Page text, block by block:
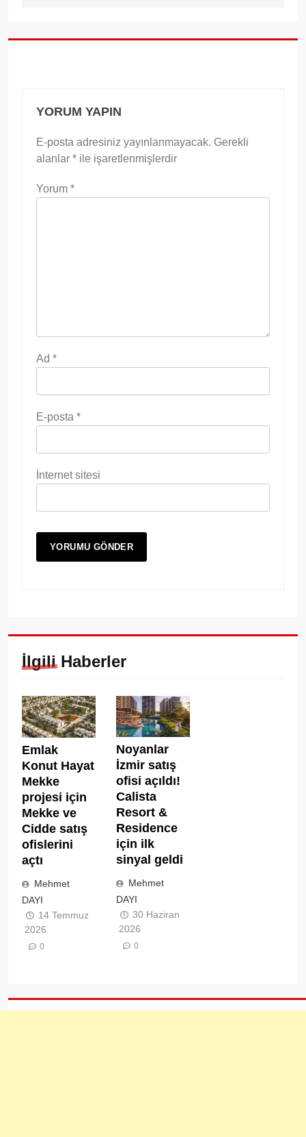
YORUM YAPIN
E-posta adresiniz yayınlanmayacak. Gerekli
alanlar * ile işaretlenmişlerdir
Yorum *
Ad *
E-posta *
İnternet sitesi
İlgili Haberler
Emlak
Konut Hayat
Mekke
projesi için
Mekke ve
Cidde satış
ofislerini
açtı
Mehmet
DAYI
14 Temmuz
2026
0
Noyanlar
İzmir satış
ofisi açıldı!
Calista
Resort &
Residence
için ilk
sinyal geldi
Mehmet
DAYI
30 Haziran
2026
0